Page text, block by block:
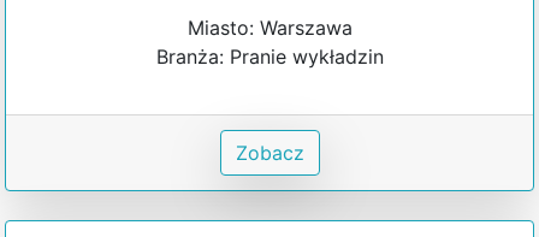
Miasto: Warszawa
Branża: Pranie wykładzin
Zobacz